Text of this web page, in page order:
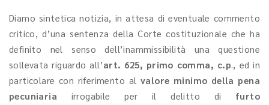
Diamo sintetica notizia, in attesa di eventuale commento
critico, d’una sentenza della Corte costituzionale che ha
definito nel senso dell’inammissibilità
una
questione
sollevata riguardo all’art. 625, primo comma, c.p., ed in
particolare con riferimento al valore minimo della pena
pecuniaria irrogabile per il delitto di furto